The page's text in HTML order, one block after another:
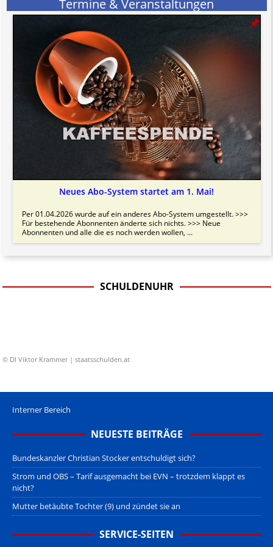
Bitte beachten Sie in dem Zusammenhang auch unsereAGB.
Termine & Veranstaltungen
Neues Abo-System startet am 1. Mai!
Per 01.04.2026 wurde auf ein anderes Abo-System umgestellt. >>>
Für bestehende Abonnenten änderte sich nichts. >>> Neue
Abonnenten und alle die es noch werden wollen, ...
SCHULDENUHR
© DI Viktor Krammer | staatsschulden.at
Interner Bereich
NEUESTE BEITRÄGE
Bundeskanzler Christian Stocker entschuldigt sich?
Strom und OBS – Tarif ausgemacht bei EVN – trotzdem klappt es
nicht?
Mutter betäubte Tochter (9) und zündet sie an
SERVICE-SEITEN